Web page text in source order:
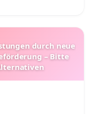
durch neue
– Bitte